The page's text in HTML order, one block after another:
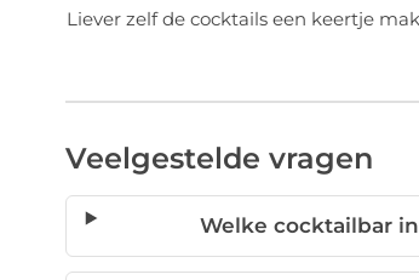
Liever zelf de cocktails een keertje
Veelgestelde vragen
Welke cocktailbar